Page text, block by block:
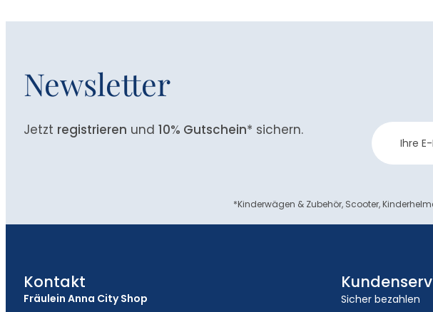
Newsletter
Jetzt registrieren und 10% Gutschein* sichern.
Newsletter
*Kinderwägen & Zubehör, Scooter,
Kontakt
Fräulein Anna City Shop
Sicher bezahlen